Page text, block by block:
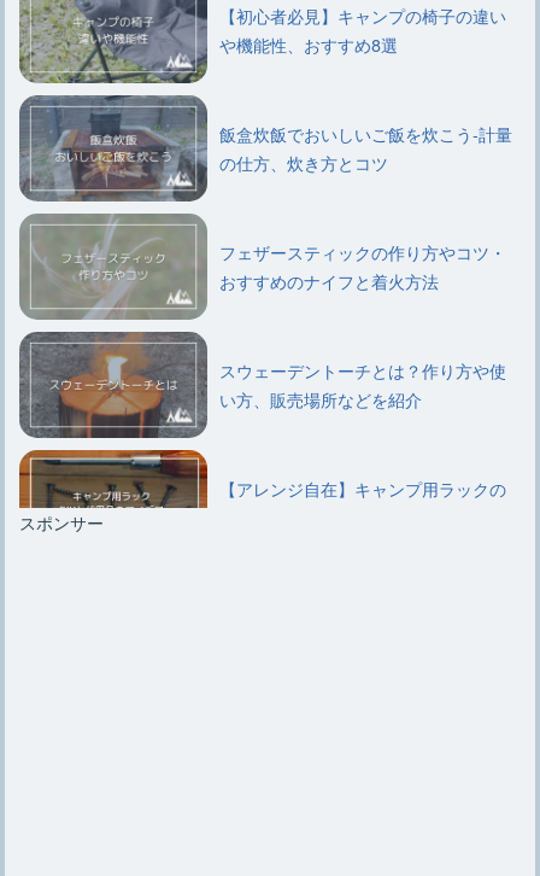
【初心者必見】キャンプの椅子の違い
や機能性、おすすめ8選
飯盒炊飯でおいしいご飯を炊こう-計量
の仕方、炊き方とコツ
フェザースティックの作り方やコツ・
おすすめのナイフと着火方法
スウェーデントーチとは？作り方や使
い方、販売場所などを紹介
【アレンジ自在】キャンプ用ラックの
スポンサー